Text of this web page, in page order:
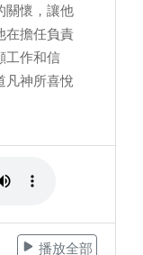
關懷，讓他
在擔任負責
工作和信
凡神所喜悅
播放全部